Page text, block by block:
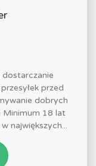
przed
dobrych
Minimum 18 lat
największych...